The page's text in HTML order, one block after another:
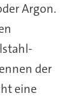
Argon.
der
eine